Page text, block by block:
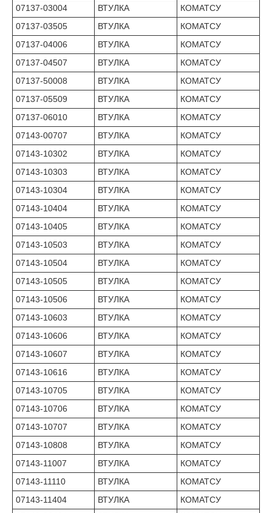
07137-03004
ВТУЛКА
КОМАТСУ
07137-03505
ВТУЛКА
КОМАТСУ
07137-04006
ВТУЛКА
КОМАТСУ
07137-04507
ВТУЛКА
КОМАТСУ
07137-50008
ВТУЛКА
КОМАТСУ
07137-05509
ВТУЛКА
КОМАТСУ
07137-06010
ВТУЛКА
КОМАТСУ
07143-00707
ВТУЛКА
КОМАТСУ
07143-10302
ВТУЛКА
КОМАТСУ
07143-10303
ВТУЛКА
КОМАТСУ
07143-10304
ВТУЛКА
КОМАТСУ
07143-10404
ВТУЛКА
КОМАТСУ
07143-10405
ВТУЛКА
КОМАТСУ
07143-10503
ВТУЛКА
КОМАТСУ
07143-10504
ВТУЛКА
КОМАТСУ
07143-10505
ВТУЛКА
КОМАТСУ
07143-10506
ВТУЛКА
КОМАТСУ
07143-10603
ВТУЛКА
КОМАТСУ
07143-10606
ВТУЛКА
КОМАТСУ
07143-10607
ВТУЛКА
КОМАТСУ
07143-10616
ВТУЛКА
КОМАТСУ
07143-10705
ВТУЛКА
КОМАТСУ
07143-10706
ВТУЛКА
КОМАТСУ
07143-10707
ВТУЛКА
КОМАТСУ
07143-10808
ВТУЛКА
КОМАТСУ
07143-11007
ВТУЛКА
КОМАТСУ
07143-11110
ВТУЛКА
КОМАТСУ
07143-11404
ВТУЛКА
КОМАТСУ